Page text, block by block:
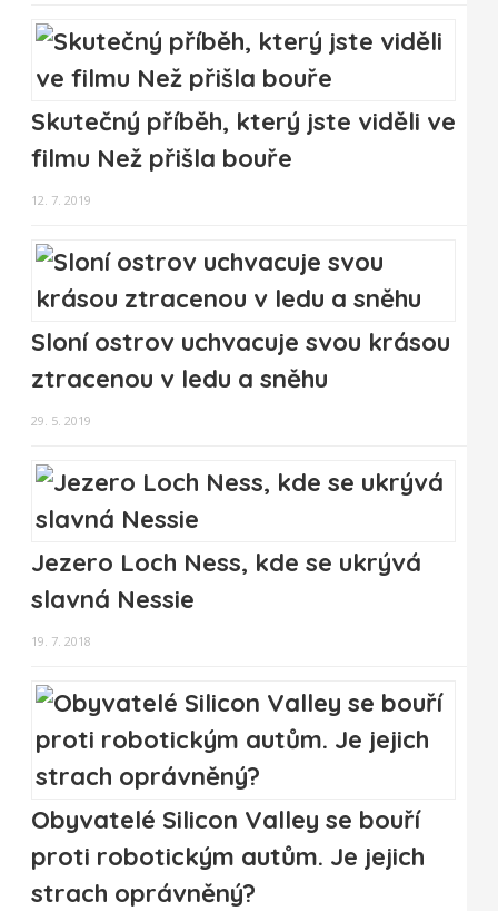
Skutečný příběh, který jste viděli ve
filmu Než přišla bouře
12. 7. 2019
Sloní ostrov uchvacuje svou krásou
ztracenou v ledu a sněhu
29. 5. 2019
Jezero Loch Ness, kde se ukrývá
slavná Nessie
19. 7. 2018
Obyvatelé Silicon Valley se bouří
proti robotickým autům. Je jejich
strach oprávněný?